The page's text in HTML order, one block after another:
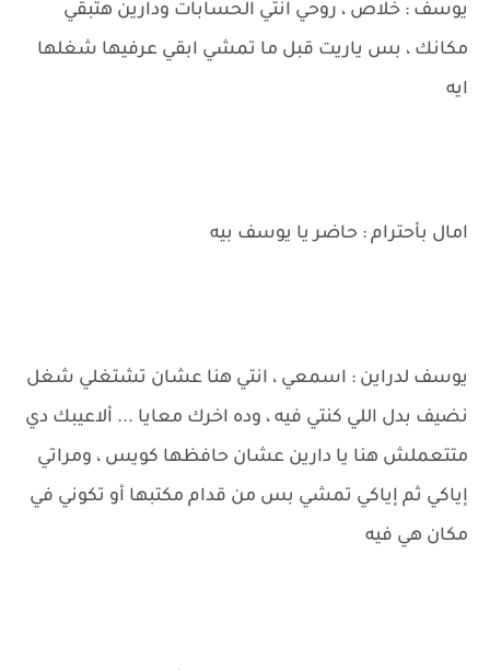
يوسف : خلاص ، روحي انتي الحسابات ودارين هتبقي
مكانك ، بس ياريت قبل ما تمشي ابقي عرفيها شغلها
ايه
امال بأحترام : حاضر يا يوسف بيه
يوسف لدراين : اسمعي ، انتي هنا عشان تشتغلي شغل
نضيف بدل اللي كنتي فيه ، وده اخرك معايا ... ألاعيبك دي
متتعملش هنا يا دارين عشان حافظها كويس ، ومراتي
إياكي ثم إياكي تمشي بس من قدام مكتبها أو تكوني في
مكان هي فيه